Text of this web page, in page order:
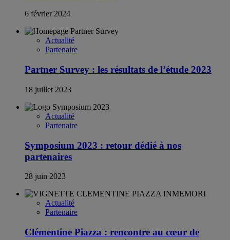
6 février 2024
Actualité
Partenaire
Partner Survey : les résultats de l’étude 2023
18 juillet 2023
Actualité
Partenaire
Symposium 2023 : retour dédié à nos
partenaires
28 juin 2023
Actualité
Partenaire
Clémentine Piazza : rencontre au cœur de